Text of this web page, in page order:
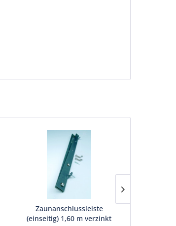
Zaunanschlussleiste
(einseitig) 1,60 m verzinkt